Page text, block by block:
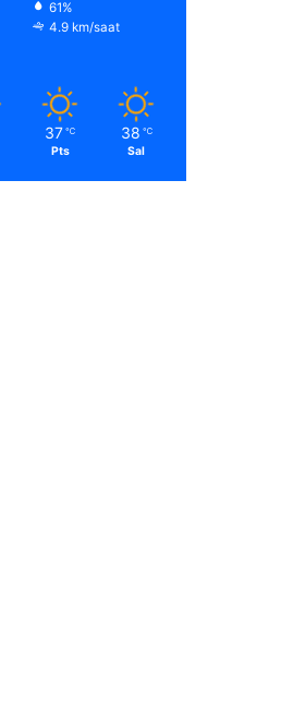
61%
4.9 km/saat
37 ℃
Pts
38 ℃
Sal